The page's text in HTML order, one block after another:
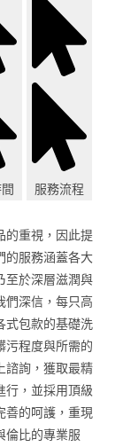
服務流程
的重視，因此提
的服務涵蓋各大
至於深層滋潤與
們深信，每只高
式包款的基礎洗
污程度與所需的
諮詢，獲取最精
行，並採用頂級
善的呵護，重現
倫比的專業服